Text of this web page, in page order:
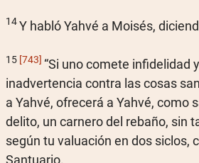
14Y habló Yahvé a Moisés,
15 [743] “Si uno comete infidelidad
inadvertencia contra las cosas
a Yahvé, ofrecerá a Yahvé, como
delito, un carnero del rebaño, sin
según tu valuación en dos siclos,
Santuario.